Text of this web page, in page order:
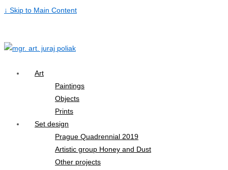
↓ Skip to Main Content
Art
Paintings
Objects
Prints
Set design
Prague Quadrennial 2019
Artistic group Honey and Dust
Other projects